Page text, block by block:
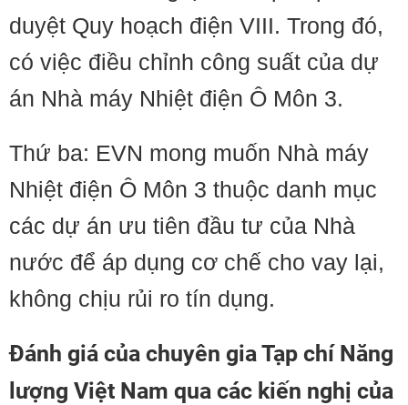
duyệt Quy hoạch điện VIII. Trong đó,
có việc điều chỉnh công suất của dự
án Nhà máy Nhiệt điện Ô Môn 3.
Thứ ba: EVN mong muốn Nhà máy
Nhiệt điện Ô Môn 3 thuộc danh mục
các dự án ưu tiên đầu tư của Nhà
nước để áp dụng cơ chế cho vay lại,
không chịu rủi ro tín dụng.
Đánh giá của chuyên gia Tạp chí Năng
lượng Việt Nam qua các kiến nghị của